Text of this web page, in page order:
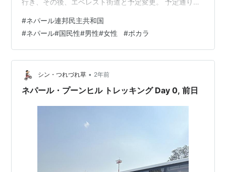
行き、その後、エベレスト街道と予定変更。 予定通りに
ールライフ また再び、ヒマラヤ遊覧飛行ができた。マナ
スルらしい↓ やっとついたポカラは年に一度のホ−リ−祭
りで盛り上がっていた。 www.youtube.com カオスな国
ネパールを楽しまなきゃつまらない、と思っているのか
いないのか、弾けていたのは外国人が多く、ネパールの
若者はシャイで純粋な子が…
#ネパール連邦民主共和国
#ネパール#国民性#男性#女性 #ポカラ
シン・つれづれ草 • 2年前
ネパール・プーンヒル トレッキング Day 0, 前日